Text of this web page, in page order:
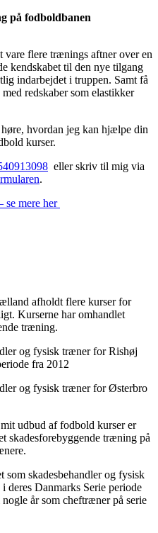
på fodboldbanen
flere trænings aftner over en
kendskabet til den nye tilgang
indarbejdet i truppen. Samt få
redskaber som elastikker
hvordan jeg kan hjælpe din
kurser.
eller skriv til mig via
.
se mere her
afholdt flere kurser for
Kurserne har omhandlet
træning.
og fysisk træner for Rishøj
fra 2012
og fysisk træner for Østerbro
udbud af fodbold kurser er
skadesforebyggende træning på
som skadesbehandler og fysisk
Danmarks Serie periode
år som cheftræner på serie